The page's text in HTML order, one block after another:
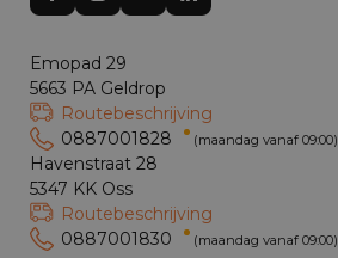
Emopad 29
5663 PA Geldrop
Routebeschrijving
0887001828
(maandag vanaf 09:00)
Havenstraat 28
5347 KK Oss
Routebeschrijving
0887001830
(maandag vanaf 09:00)